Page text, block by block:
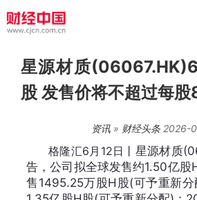
星源材质
股 发售价将不超过每
资讯 » 财经头条2026-
格隆汇6月12日丨 星源材质
告，公司拟全球发售约1.50亿股
售1495.25万股H股(可予重新